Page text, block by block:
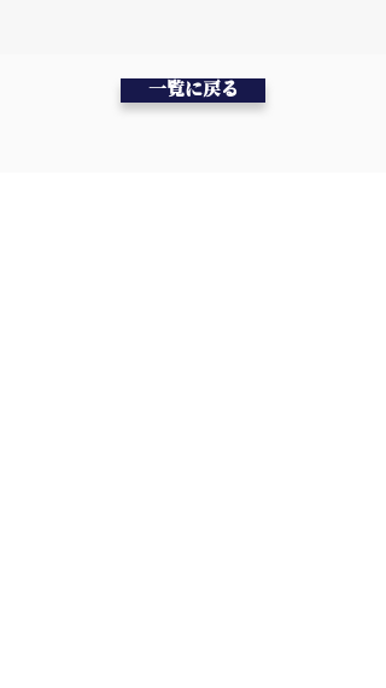
一覧に戻る